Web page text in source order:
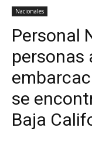
Nacionales
Personal
personas
se
Baja